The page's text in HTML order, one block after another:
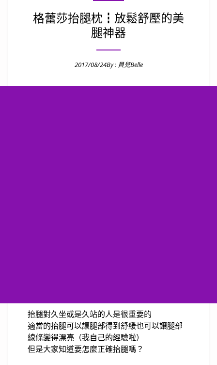
格蕾莎抬腿枕┇放鬆舒壓的美
腿神器
2017/08/24By : 貝兒Belle
抬腿對久坐或是久站的人是很重要的
適當的抬腿可以讓腿部得到舒緩也可以讓腿部
線條變得漂亮（我自己的經驗啦）
但是大家知道要怎麼正確抬腿嗎？